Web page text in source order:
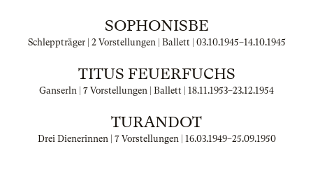
SOPHONISBE
Schleppträger | 2 Vorstellungen | Ballett | 03.10.1945–14.10.1945
TITUS FEUERFUCHS
Ganserln | 7 Vorstellungen | Ballett | 18.11.1953–23.12.1954
TURANDOT
Drei Dienerinnen | 7 Vorstellungen | 16.03.1949–25.09.1950